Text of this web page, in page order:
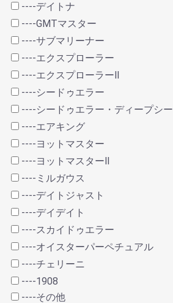
----デイトナ
----GMTマスター
----サブマリーナー
----エクスプローラー
----エクスプローラーⅡ
----シードゥエラー
----シードゥエラー・ディープシー
----エアキング
----ヨットマスター
----ヨットマスターⅡ
----ミルガウス
----デイトジャスト
----デイデイト
----スカイドゥエラー
----オイスターパーペチュアル
----チェリーニ
----1908
----その他